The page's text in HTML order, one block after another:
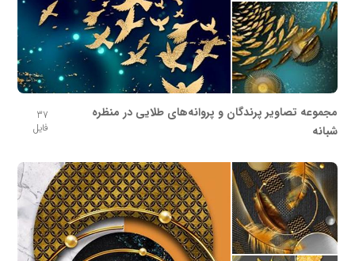
مجموعه تصاویر پرندگان و پروانه‌های طلایی در منظره
شبانه
37
فایل